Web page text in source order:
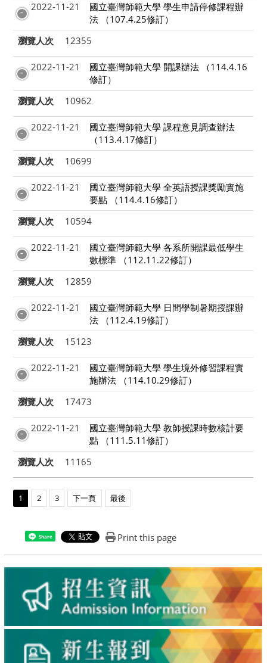
2022-11-21
國立臺灣師範大學 學生申請停修課程辦
法 （107.4.25修訂）
瀏覽人次
12355
2022-11-21
國立臺灣師範大學 開課辦法 （114.4.16
修訂）
瀏覽人次
10962
2022-11-21
國立臺灣師範大學 課程意見調查辦法
（113.4.17修訂）
瀏覽人次
10699
2022-11-21
國立臺灣師範大學 全英語授課獎勵實施
要點 （114.4.16修訂）
瀏覽人次
10594
2022-11-21
國立臺灣師範大學 各系所開課最低學生
數標準 （112.11.22修訂）
瀏覽人次
12859
2022-11-21
國立臺灣師範大學 日間學制暑期授課辦
法 （112.4.19修訂）
瀏覽人次
15123
2022-11-21
國立臺灣師範大學 學生境外修習課程實
施辦法 （114.10.29修訂）
瀏覽人次
17473
2022-11-21
國立臺灣師範大學 教師授課時數核計要
點 （111.5.11修訂）
瀏覽人次
11165
1 2 3 下一頁 最後
Share Print this page